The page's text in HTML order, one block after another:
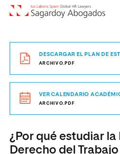
DESCARGAR EL PLAN DE
ARCHIVO.PDF
VER CALENDARIO
ARCHIVO.PDF
¿Por qué estudiar la
Derecho del